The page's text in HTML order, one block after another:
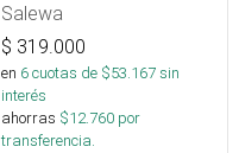
Salewa
$ 319.000
en 6cuotas de $53.167sin
interés
ahorras $12.760 por
transferencia.